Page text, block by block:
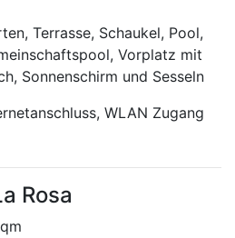
Terrasse, Schaukel, Pool,
Vorplatz mit
Sonnenschirm und Sesseln
WLAN Zugang
Rosa